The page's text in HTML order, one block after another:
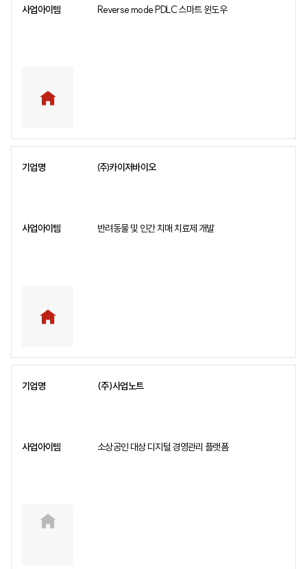
Reverse mode PDLC 스마트 윈도우
㈜카이저바이오
반려동물 및 인간 치매 치료제 개발
(주)사업노트
소상공인 대상 디지털 경영관리 플랫폼